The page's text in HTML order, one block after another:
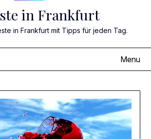
in Frankfurt
in Frankfurt mit Tipps für jeden Tag.
Menu